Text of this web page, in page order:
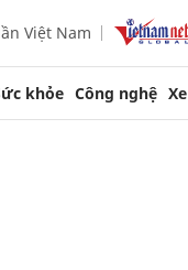
Việt Nam
khỏe Công nghệ Xe